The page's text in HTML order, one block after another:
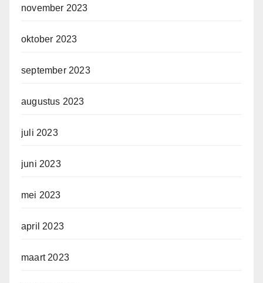
november 2023
oktober 2023
september 2023
augustus 2023
juli 2023
juni 2023
mei 2023
april 2023
maart 2023